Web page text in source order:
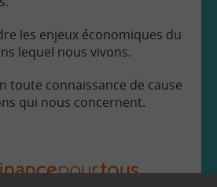
les enjeux économiques du
lequel nous vivons.
toute connaissance de cause
qui nous concernent.